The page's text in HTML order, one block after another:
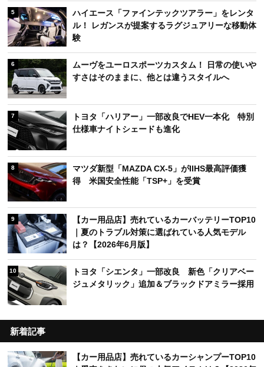
5
ハイエース「ファインテックツアラー」をレンタ
ル！ レガンスが提案するラグジュアリーな移動体
験
6
ムーヴをユーロスポーツカスタム！ 日常の使いや
すさはそのままに、他とは違うスタイルへ
7
トヨタ「ハリアー」一部改良でHEV一本化 特別
仕様車ナイトシェードも進化
8
マツダ新型「MAZDA CX-5」がIIHS最高評価獲
得 米国安全性能「TSP+」を受賞
9
【カー用品店】売れているカーバッテリーTOP10
｜夏のトラブル対策に選ばれている人気モデル
は？【2026年6月版】
10
トヨタ「シエンタ」一部改良 新色「クリアベー
ジュメタリック」追加＆ブラックドアミラー採用
新着記事
【カー用品店】売れているカーシャンプーTOP10